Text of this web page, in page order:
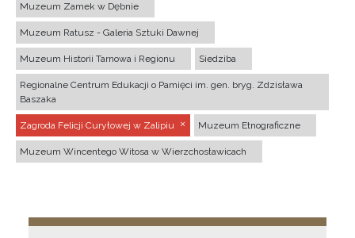
Muzeum Zamek w Dębnie
Muzeum Ratusz - Galeria Sztuki Dawnej
Muzeum Historii Tarnowa i Regionu Siedziba
Regionalne Centrum Edukacji o Pamięci im. gen. bryg. Zdzisława
Baszaka
Zagroda Felicji Curyłowej w Zalipiu Muzeum Etnograficzne
Muzeum Wincentego Witosa w Wierzchosławicach